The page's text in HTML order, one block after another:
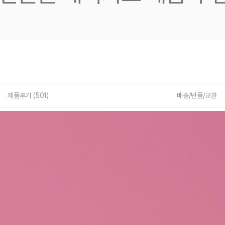
제품후기 (501) 배송/반품/교환